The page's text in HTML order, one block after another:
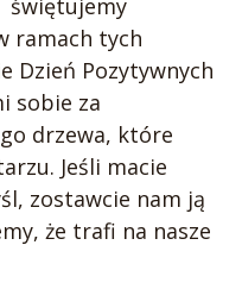
ramach tych
Dzień Pozytywnych
sobie za
drzewa, które
Jeśli macie
zostawcie nam ją
że trafi na nasze